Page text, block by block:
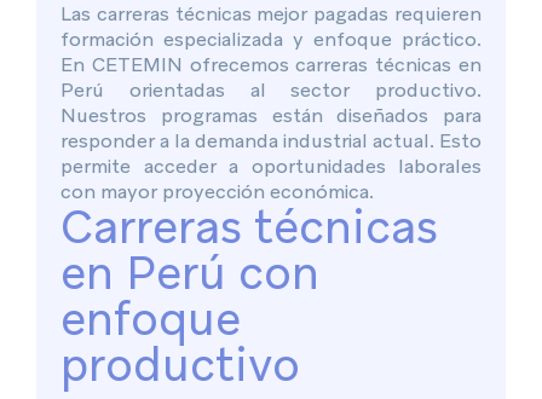
Las carreras técnicas mejor pagadas requieren
formación especializada y enfoque práctico.
En CETEMIN ofrecemos carreras técnicas en
Perú orientadas al sector productivo.
Nuestros programas están diseñados para
responder a la demanda industrial actual. Esto
permite acceder a oportunidades laborales
con mayor proyección económica.
Carreras técnicas
en Perú con
enfoque
productivo